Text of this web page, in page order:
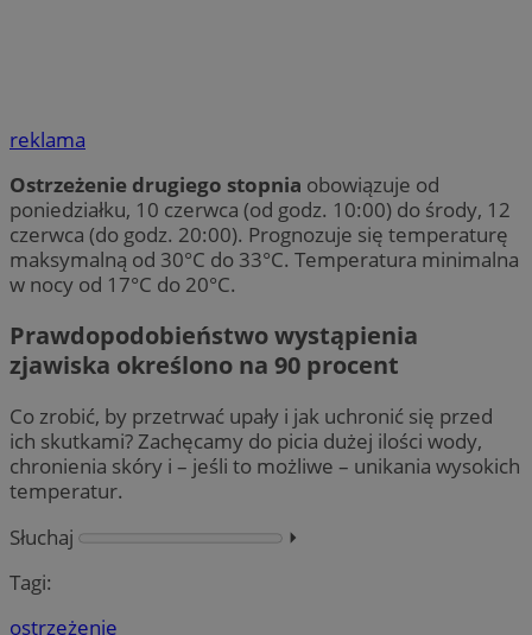
reklama
Ostrzeżenie drugiego stopnia obowiązuje od
poniedziałku, 10 czerwca (od godz. 10:00) do środy, 12
czerwca (do godz. 20:00). Prognozuje się temperaturę
maksymalną od 30°C do 33°C. Temperatura minimalna
w nocy od 17°C do 20°C.
Prawdopodobieństwo wystąpienia
zjawiska określono na 90 procent
Co zrobić, by przetrwać upały i jak uchronić się przed
ich skutkami? Zachęcamy do picia dużej ilości wody,
chronienia skóry i – jeśli to możliwe – unikania wysokich
temperatur.
Słuchaj
⏵︎
Tagi:
ostrzeżenie